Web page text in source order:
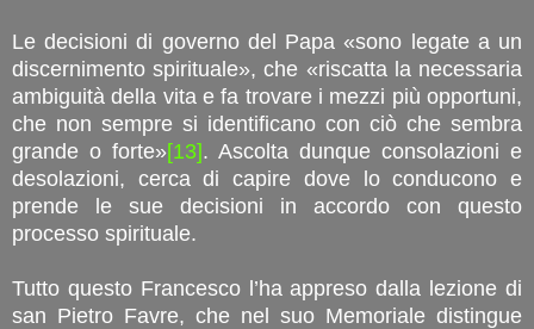
Le decisioni di governo del Papa «sono legate a un
discernimento spirituale», che «riscatta la necessaria
ambiguità della vita e fa trovare i mezzi più opportuni,
che non sempre si identificano con ciò che sembra
grande o forte»[13]. Ascolta dunque consolazioni e
desolazioni, cerca di capire dove lo conducono e
prende le sue decisioni in accordo con questo
processo spirituale.
Tutto questo Francesco l’ha appreso dalla lezione di
san Pietro Favre, che nel suo Memoriale distingue